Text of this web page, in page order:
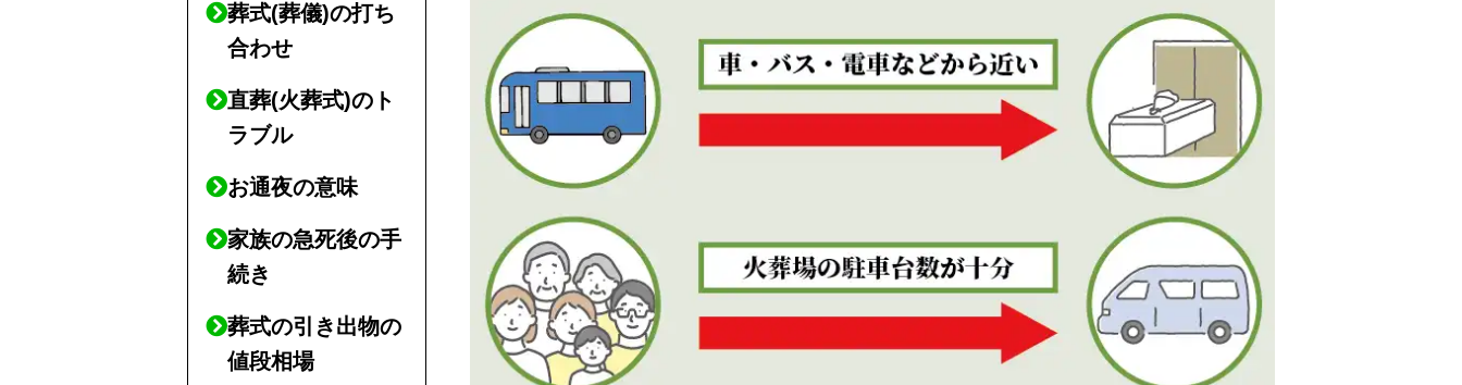
葬式(葬儀)の打ち
合わせ
直葬(火葬式)のト
ラブル
お通夜の意味
家族の急死後の手
続き
葬式の引き出物の
値段相場